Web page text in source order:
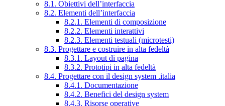
8.1. Obiettivi dell’interfaccia
8.2. Elementi dell’interfaccia
8.2.1. Elementi di composizione
8.2.2. Elementi interattivi
8.2.3. Elementi testuali (microtesti)
8.3. Progettare e costruire in alta fedeltà
8.3.1. Layout di pagina
8.3.2. Prototipi in alta fedeltà
8.4. Progettare con il design system .italia
8.4.1. Documentazione
8.4.2. Benefici del design system
8.4.3. Risorse operative